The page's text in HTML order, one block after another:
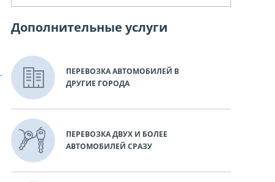
Дополнительные услуги
ПЕРЕВОЗКА АВТОМОБИЛЕЙ В
ДРУГИЕ ГОРОДА
ПЕРЕВОЗКА ДВУХ И БОЛЕЕ
АВТОМОБИЛЕЙ СРАЗУ